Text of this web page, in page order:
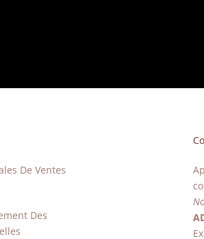
De Ventes
Des